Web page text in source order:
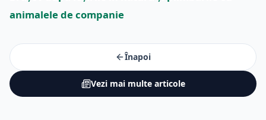
animalele de companie
Înapoi
Vezi mai multe articole